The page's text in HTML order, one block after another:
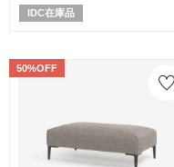
IDC在庫品
50%OFF